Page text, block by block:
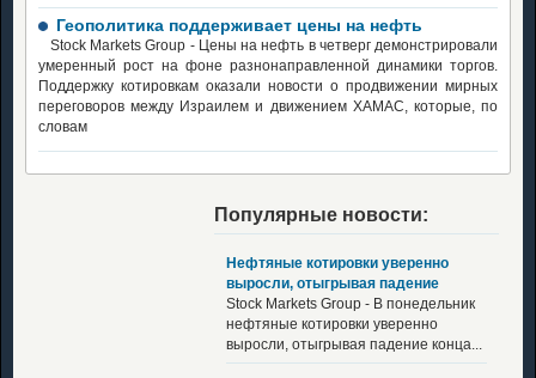
Геополитика поддерживает цены на нефть
Stock Markets Group - Цены на нефть в четверг демонстрировали
умеренный рост на фоне разнонаправленной динамики торгов.
Поддержку котировкам оказали новости о продвижении мирных
переговоров между Израилем и движением ХАМАС, которые, по
словам
Популярные новости:
Нефтяные котировки уверенно
выросли, отыгрывая падение
Stock Markets Group - В понедельник
нефтяные котировки уверенно
выросли, отыгрывая падение конца...